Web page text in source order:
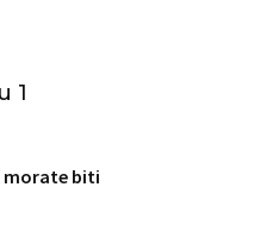
1
morate biti